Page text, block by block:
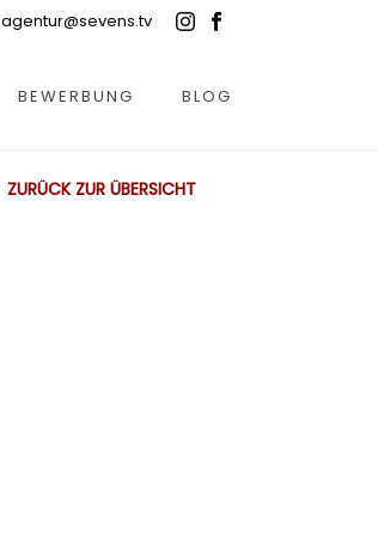
agentur@sevens.tv
BEWERBUNG BLOG
ZURÜCK ZUR ÜBERSICHT